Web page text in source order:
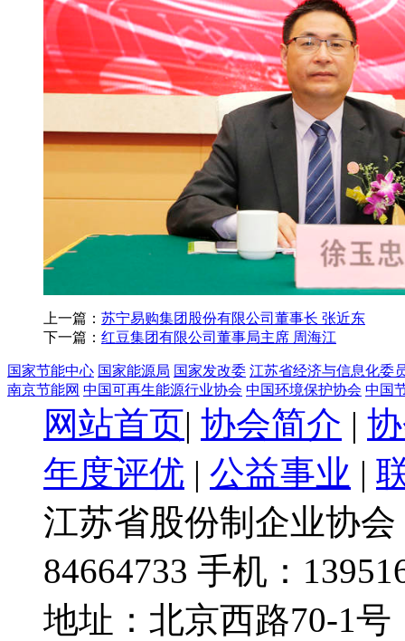
上一篇： 苏宁易购集团股份有限公司董事长 张近东
下一篇： 红豆集团有限公司董事局主席 周海江
国家节能中心 国家能源局 国家发改委 江苏省经济与信息化委
南京节能网 中国可再生能源行业协会 中国环境保护协会 中国
网站首页| 协会简介 |
年度评优 | 公益事业 |
江苏省股份制企业协
84664733 手机：
地址：北京西路70-1